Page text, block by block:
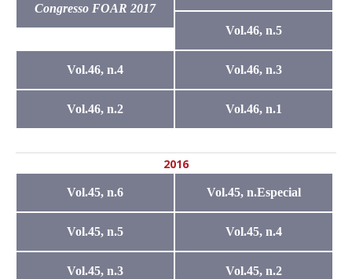
Congresso FOAR 2017
Vol.46, n.5
Vol.46, n.4 Vol.46, n.3
Vol.46, n.2 Vol.46, n.1
2016
Vol.45, n.6 Vol.45, n.Especial
Vol.45, n.5 Vol.45, n.4
Vol.45, n.3 Vol.45, n.2